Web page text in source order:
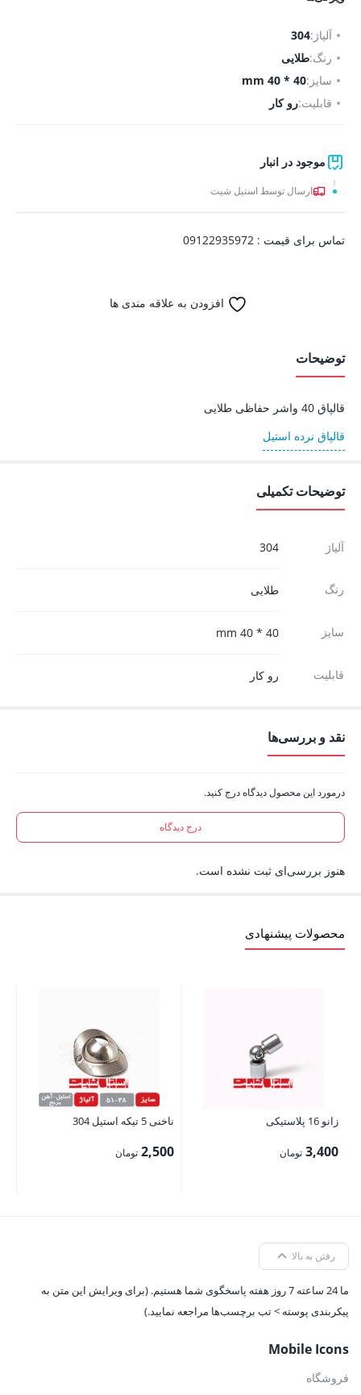
آلیاژ:304
رنگ:طلایی
سایز:40 * 40 mm
قابلیت:رو کار
موجود در انبار
ارسال توسط استیل شیت
تماس برای قیمت : 09122935972
افزودن به علاقه مندی ها
توضیحات
قالپاق 40 واشر حفاظی طلایی
قالپاق نرده استیل
توضیحات تکمیلی
آلیاژ 304
رنگ طلایی
سایز 40 * 40 mm
قابلیت رو کار
نقد و بررسی‌ها
درمورد این محصول دیدگاه درج کنید.
درج دیدگاه
هنوز بررسی‌ای ثبت نشده است.
محصولات پیشنهادی
زانو 16 پلاستیکی
3,400 تومان
ناخنی 5 تیکه استیل 304
2,500 تومان
رفتن به بالا
ما 24 ساعته 7 روز هفته پاسخگوی شما هستیم. (برای ویرایش این متن به
پیکربندی پوسته > تب برچسب‌ها مراجعه نمایید.)
Mobile Icons
فروشگاه